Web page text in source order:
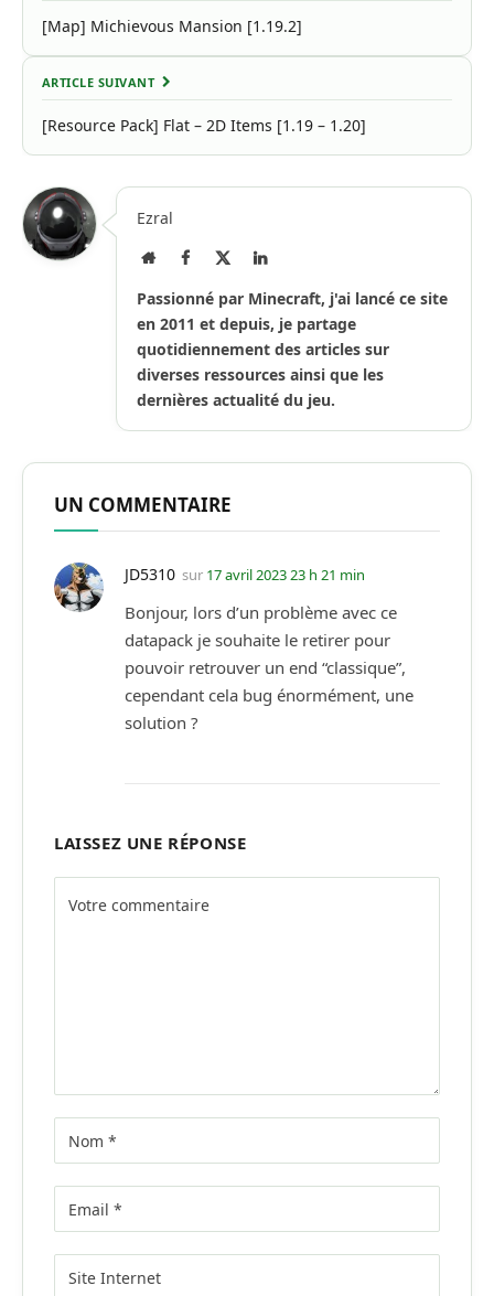
[Map] Michievous Mansion [1.19.2]
ARTICLE SUIVANT
[Resource Pack] Flat – 2D Items [1.19 – 1.20]
Ezral
Site
Facebook LinkedIn
Passionné par Minecraft, j'ai lancé ce site
en 2011 et depuis, je partage
quotidiennement des articles sur
diverses ressources ainsi que les
dernières actualité du jeu.
UN COMMENTAIRE
JD5310 sur 17 avril 2023 23 h 21 min
Bonjour, lors d’un problème avec ce
datapack je souhaite le retirer pour
pouvoir retrouver un end “classique”,
cependant cela bug énormément, une
solution ?
LAISSEZ UNE RÉPONSE